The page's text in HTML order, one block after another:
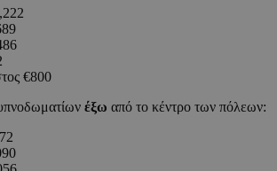
€800
έξω από το κέντρο των πόλεων: